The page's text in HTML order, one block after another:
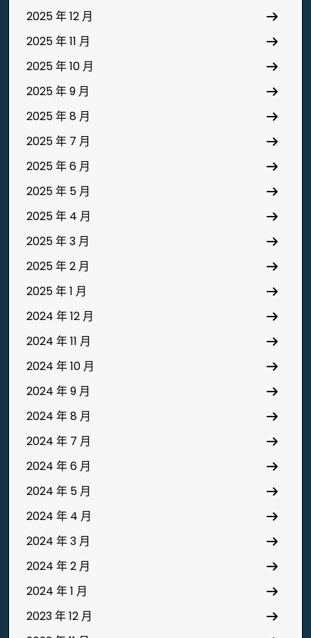
2025 年 12 月
2025 年 11 月
2025 年 10 月
2025 年 9 月
2025 年 8 月
2025 年 7 月
2025 年 6 月
2025 年 5 月
2025 年 4 月
2025 年 3 月
2025 年 2 月
2025 年 1 月
2024 年 12 月
2024 年 11 月
2024 年 10 月
2024 年 9 月
2024 年 8 月
2024 年 7 月
2024 年 6 月
2024 年 5 月
2024 年 4 月
2024 年 3 月
2024 年 2 月
2024 年 1 月
2023 年 12 月